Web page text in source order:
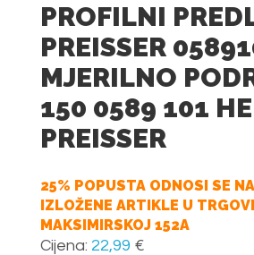
PROFILNI
PREISSER
MJERILNO
150 0589 101
PREISSER
25% POPUSTA ODNOSI SE
IZLOŽENE ARTIKLE U
MAKSIMIRSKOJ 152A
Cijena: 22,99 €